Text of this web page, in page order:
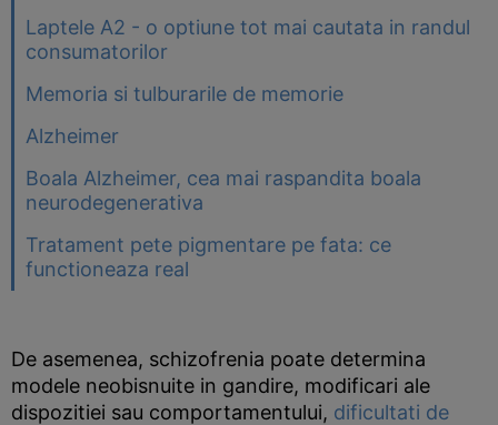
Laptele A2 - o optiune tot mai cautata in randul
consumatorilor
Memoria si tulburarile de memorie
Alzheimer
Boala Alzheimer, cea mai raspandita boala
neurodegenerativa
Tratament pete pigmentare pe fata: ce
functioneaza real
De asemenea, schizofrenia poate determina
modele neobisnuite in gandire, modificari ale
dispozitiei sau comportamentului, dificultati de